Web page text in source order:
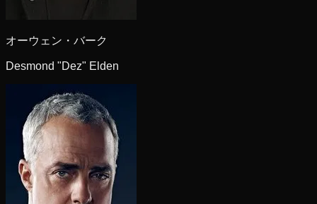
オーウェン・バーク
Desmond "Dez" Elden